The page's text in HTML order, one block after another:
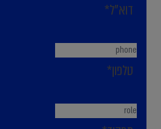
דוא"ל*
טלפון*